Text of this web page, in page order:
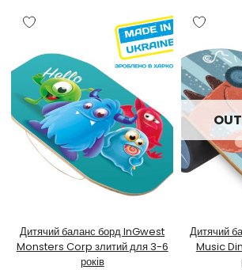
Дитячий баланс борд InGwest
Monsters Corp злитий для 3-6
років
Дитячий
Music